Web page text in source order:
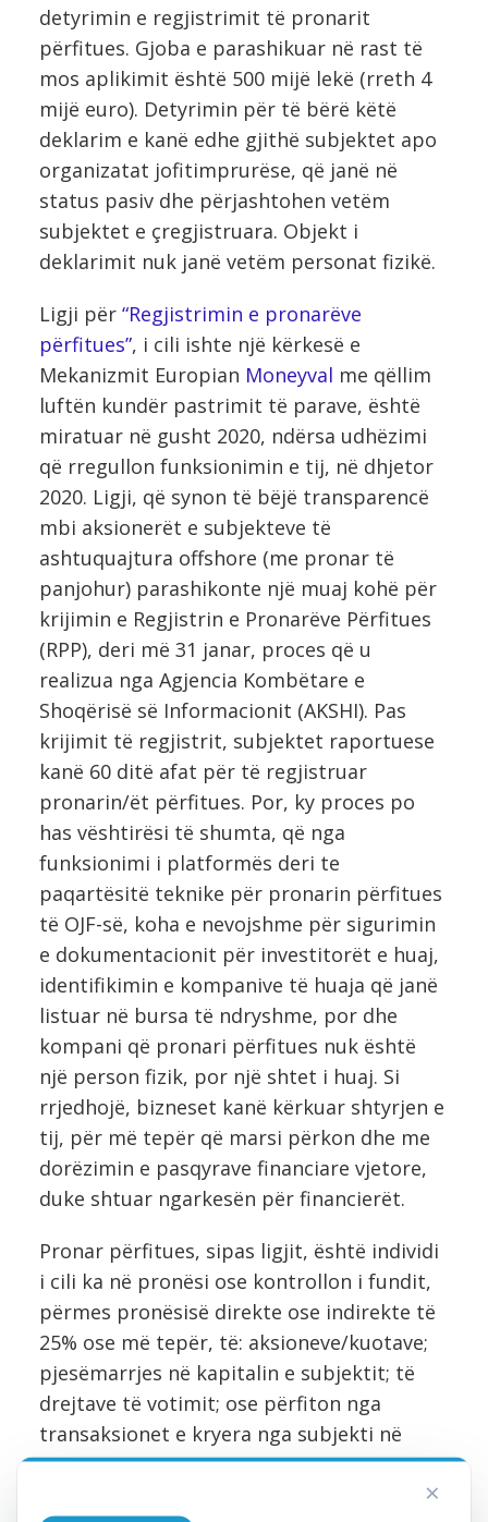
detyrimin e regjistrimit të pronarit
përfitues. Gjoba e parashikuar në rast të
mos aplikimit është 500 mijë lekë (rreth 4
mijë euro). Detyrimin për të bërë këtë
deklarim e kanë edhe gjithë subjektet apo
organizatat jofitimprurëse, që janë në
status pasiv dhe përjashtohen vetëm
subjektet e çregjistruara. Objekt i
deklarimit nuk janë vetëm personat fizikë.
Ligji për “Regjistrimin e pronarëve
përfitues”, i cili ishte një kërkesë e
Mekanizmit Europian Moneyval me qëllim
luftën kundër pastrimit të parave, është
miratuar në gusht 2020, ndërsa udhëzimi
që rregullon funksionimin e tij, në dhjetor
2020. Ligji, që synon të bëjë transparencë
mbi aksionerët e subjekteve të
ashtuquajtura offshore (me pronar të
panjohur) parashikonte një muaj kohë për
krijimin e Regjistrin e Pronarëve Përfitues
(RPP), deri më 31 janar, proces që u
realizua nga Agjencia Kombëtare e
Shoqërisë së Informacionit (AKSHI). Pas
krijimit të regjistrit, subjektet raportuese
kanë 60 ditë afat për të regjistruar
pronarin/ët përfitues. Por, ky proces po
has vështirësi të shumta, që nga
funksionimi i platformës deri te
paqartësitë teknike për pronarin përfitues
të OJF-së, koha e nevojshme për sigurimin
e dokumentacionit për investitorët e huaj,
identifikimin e kompanive të huaja që janë
listuar në bursa të ndryshme, por dhe
kompani që pronari përfitues nuk është
një person fizik, por një shtet i huaj. Si
rrjedhojë, bizneset kanë kërkuar shtyrjen e
tij, për më tepër që marsi përkon dhe me
dorëzimin e pasqyrave financiare vjetore,
duke shtuar ngarkesën për financierët.
Pronar përfitues, sipas ligjit, është individi
i cili ka në pronësi ose kontrollon i fundit,
përmes pronësisë direkte ose indirekte të
25% ose më tepër, të: aksioneve/kuotave;
pjesëmarrjes në kapitalin e subjektit; të
drejtave të votimit; ose përfiton nga
transaksionet e kryera nga subjekti në
emër të tij.
×